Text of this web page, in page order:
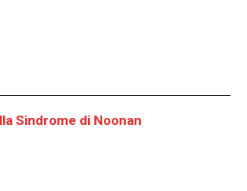
Sindrome di Noonan